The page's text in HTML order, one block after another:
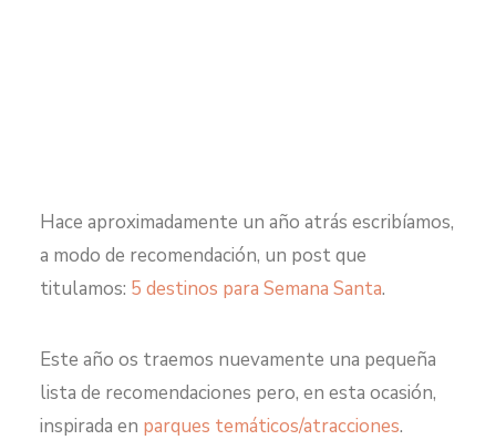
Hace aproximadamente un año atrás escribíamos,
a modo de recomendación, un post que
titulamos: 5 destinos para Semana Santa.
Este año os traemos nuevamente una pequeña
lista de recomendaciones pero, en esta ocasión,
inspirada en parques temáticos/atracciones.